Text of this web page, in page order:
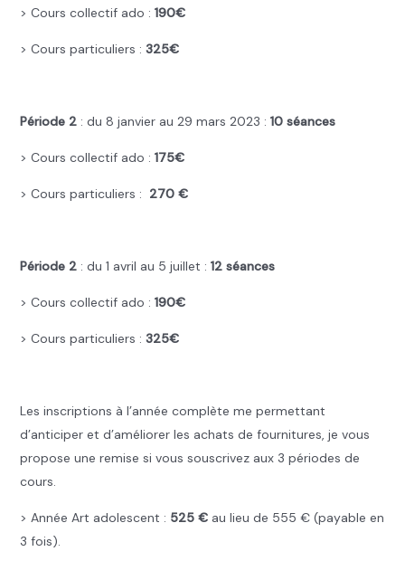
> Cours collectif ado : 190€
> Cours particuliers : 325€
Période 2: du 8 janvier au 29 mars 2023 : 10 séances
> Cours collectif ado : 175€
> Cours particuliers : 270 €
Période 2: du 1 avril au 5 juillet : 12 séances
> Cours collectif ado : 190€
> Cours particuliers : 325€
Les inscriptions à l’année complète me permettant
d’anticiper et d’améliorer les achats de fournitures, je vous
propose une remise si vous souscrivez aux 3 périodes de
cours.
> Année Art adolescent : 525 €au lieu de 555 € (payable en
3 fois).